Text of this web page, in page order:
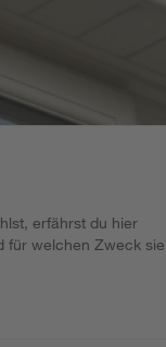
erfährst du hier
für welchen Zweck sie